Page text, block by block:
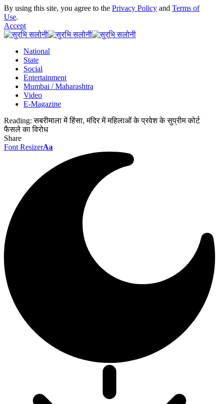
By using this site, you agree to the Privacy Policy and Terms of
Use.
Accept
National
State
Social
Entertainment
Mumbai / Maharashtra
Video
E-Magazine
Reading: सबरीमाला में हिंसा, मंदिर में महिलाओं के प्रवेश के सुप्रीम कोर्ट
फैसले का विरोध
Share
Font ResizerAa